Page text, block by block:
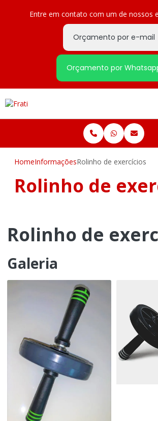
Entre em contato com um de nossos
Orçamento por e-mail
Orçamento por
HomeInformaçõesRolinho de exercícios
Rolinho de
Rolinho de
Galeria